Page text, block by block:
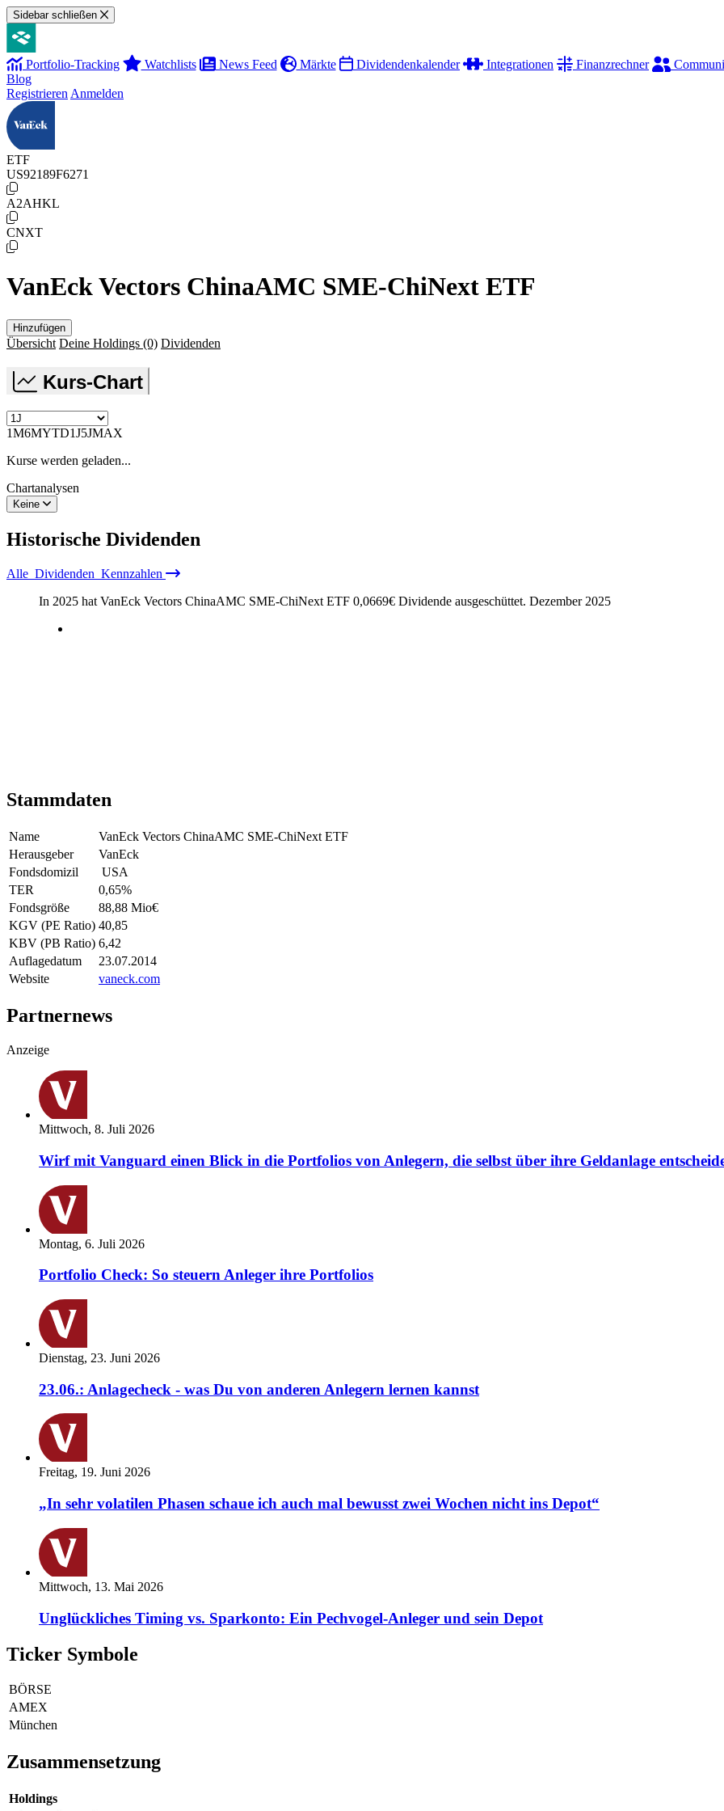
Sidebar schließen
Portfolio-Tracking Watchlists News Feed Märkte Dividendenkalender Integrationen Finanzrechner
Blog
Registrieren Anmelden
ETF
US92189F6271
A2AHKL
CNXT
VanEck Vectors ChinaAMC SME-ChiNext ETF
Hinzufügen
Übersicht Deine Holdings (0) Dividenden
Kurs-Chart
1M6MYTD1J5JMAX
Kurse werden geladen...
Chartanalysen
Keine
Historische Dividenden
Alle Dividenden Kennzahlen
In 2025 hat VanEck Vectors ChinaAMC SME-ChiNext ETF 0,0669€ Dividende ausgeschüttet. Dezember 2025
Stammdaten
Name
VanEck Vectors ChinaAMC SME-ChiNext ETF
Herausgeber
VanEck
Fondsdomizil
USA
TER
0,65%
Fondsgröße
88,88 Mio€
KGV (PE Ratio) 40,85
KBV (PB Ratio) 6,42
Auflagedatum
23.07.2014
Website
vaneck.com
Partnernews
Anzeige
Mittwoch, 8. Juli 2026
Wirf mit Vanguard einen Blick in die Portfolios von Anlegern, die selbst über ihre Geldanlage
Montag, 6. Juli 2026
Portfolio Check: So steuern Anleger ihre Portfolios
Dienstag, 23. Juni 2026
23.06.: Anlagecheck - was Du von anderen Anlegern lernen kannst
Freitag, 19. Juni 2026
„In sehr volatilen Phasen schaue ich auch mal bewusst zwei Wochen nicht ins Depot“
Mittwoch, 13. Mai 2026
Unglückliches Timing vs. Sparkonto: Ein Pechvogel-Anleger und sein Depot
Ticker Symbole
BÖRSE
AMEX
München
Zusammensetzung
Holdings